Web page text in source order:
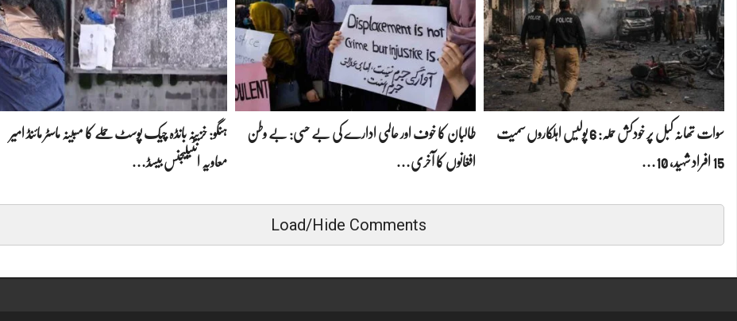
سوات تھانہ کبل پر خودکش حملہ: 6 پولیس اہلکاروں سمیت
15 افراد شہید، 10…
طالبان کا خوف اور عالمی ادارے کی بے حسی: بے وطن
افغانوں کا آخری…
ہنگو: خزینہ بانڈہ چیک پوسٹ حملے کا مبینہ ماسٹر مائنڈ امیر
معاویہ انٹیلیجنس بیسڈ…
Load/Hide Comments